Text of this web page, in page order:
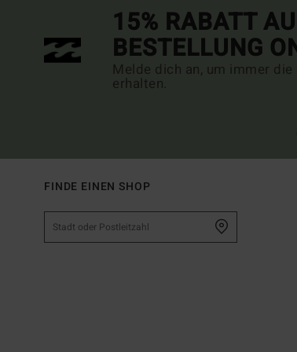
15% RABATT
BESTELLUNG
Melde dich an, um immer
erhalten.
FINDE EINEN SHOP